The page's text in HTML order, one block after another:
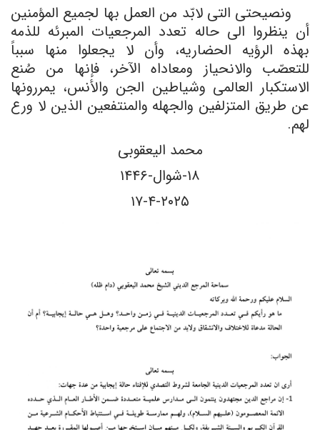
ونصیحتی التی لابّد من العمل بها لجمیع المؤمنین
أن ینظروا الى حاله تعدد المرجعیات المبرئه للذمه
بهذه الرؤیه الحضاریه، وأن لا یجعلوا منها سبباً
للتعصّب والانحیاز ومعاداه الآخر، فإنها من صُنع
الاستکبار العالمی وشیاطین الجن والأنس، یمررونها
عن طریق المتزلفین والجهله والمنتفعین الذین لا ورع
لهم.
محمد الیعقوبی
۱۸-شوال-۱۴۴۶
۱۷-۴-۲۰۲۵